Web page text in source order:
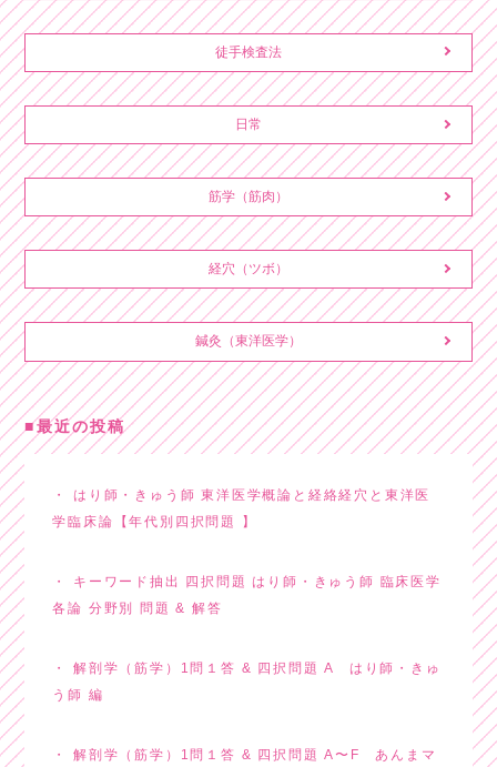
徒手検査法
日常
筋学（筋肉）
経穴（ツボ）
鍼灸（東洋医学）
最近の投稿
はり師・きゅう師 東洋医学概論と経絡経穴と東洋医
学臨床論【年代別四択問題 】
キーワード抽出 四択問題 はり師・きゅう師 臨床医学
各論 分野別 問題 & 解答
解剖学（筋学）1問１答 & 四択問題 A はり師・きゅ
う師 編
解剖学（筋学）1問１答 & 四択問題 A〜F あんまマ